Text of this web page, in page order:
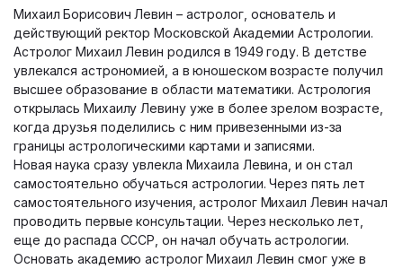
Михаил Борисович Левин – астролог, основатель и
действующий ректор Московской Академии Астрологии.
Астролог Михаил Левин родился в 1949 году. В детстве
увлекался астрономией, а в юношеском возрасте получил
высшее образование в области математики. Астрология
открылась Михаилу Левину уже в более зрелом возрасте,
когда друзья поделились с ним привезенными из-за
границы астрологическими картами и записями.
Новая наука сразу увлекла Михаила Левина, и он стал
самостоятельно обучаться астрологии. Через пять лет
самостоятельного изучения, астролог Михаил Левин начал
проводить первые консультации. Через несколько лет,
еще до распада СССР, он начал обучать астрологии.
Основать академию астролог Михаил Левин смог уже в